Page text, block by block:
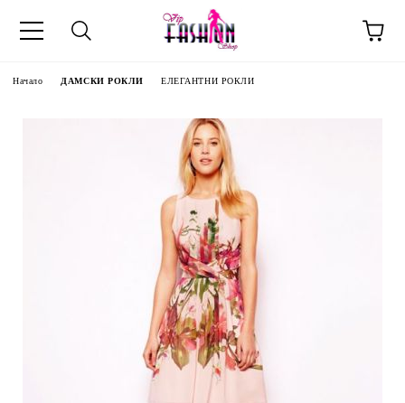
Начало ДАМСКИ РОКЛИ ЕЛЕГАНТНИ РОКЛИ